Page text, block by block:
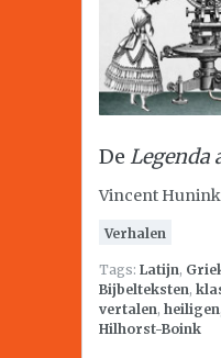
De Legenda
Vincent Hunink
Verhalen
Tags: Latijn,
Bijbelteksten,
vertalen, heiligen
Hilhorst-Boink